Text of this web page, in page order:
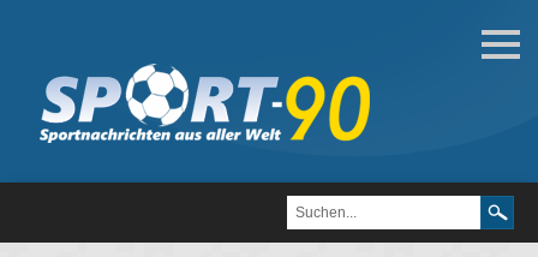
Deutsche
Transfergerüchte